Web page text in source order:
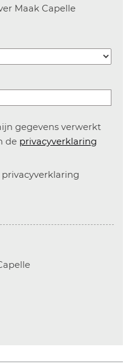
Maak CapelleAanvinken
om informatie over
gegevens verwerkt
de privacyverklaring